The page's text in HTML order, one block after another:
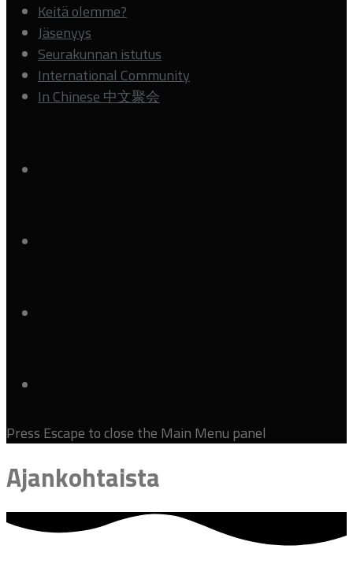
Keitä olemme?
Jäsenyys
Seurakunnan istutus
International Community
In Chinese 中文聚会
Press Escape to close the Main Menu panel
Ajankohtaista